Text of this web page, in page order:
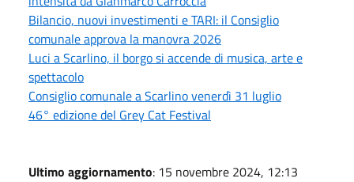
Bilancio, nuovi investimenti e TARI: il Consiglio
comunale approva la manovra 2026
Luci a Scarlino, il borgo si accende di musica, arte e
spettacolo
Consiglio comunale a Scarlino venerdì 31 luglio
46° edizione del Grey Cat Festival
Ultimo aggiornamento: 15 novembre 2024, 12:13